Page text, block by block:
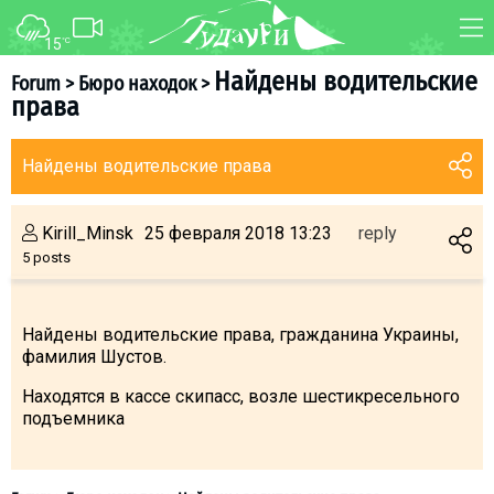
15°C
Forum>Бюро находок> Найдены водительские
права
Найдены водительские права
Kirill_Minsk
5 posts
25 февраля 2018 13:23 reply
Найдены водительские права, гражданина Украины,
фамилия Шустов.
Находятся в кассе скипасс, возле шестикресельного
подъемника
FORUM MAP
About ski resort
Ski instructors
Après-ski
Events schedule
Gudauri
INFO